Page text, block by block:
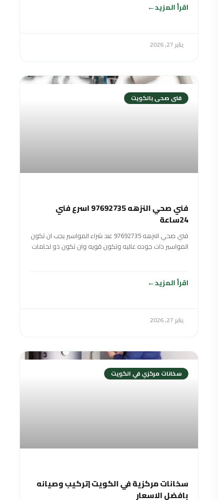
اقرأ المزيد
يناير 27, 2026
فنى صحى بالكويت
فني صحي النزهه 97692735 اسرع فني
24ساعة
فني صحي النزهه 97692735 عند شراء المواسير يجب ان تكون
المواسير ذات جوده عاليه وتكون قويه وان تكون ذو لحامات
اقرأ المزيد
يناير 27, 2026
سخانات مركزي في الكويت
سخانات مركزية في الكويت |تركيب وصيانه
بافضل الاسعار